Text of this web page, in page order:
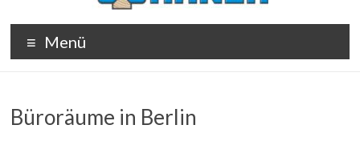
Möbel- und
Bautischlerei
Wähner
Ihr Spezialist
für
Holzausbauten
Menü
Büroräume in Berlin